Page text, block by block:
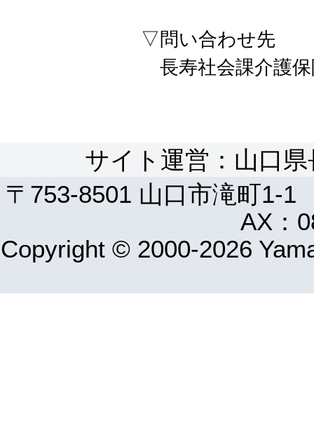
▽問い合わせ先
長寿社会課介護保
サイト運営：山口
〒753-8501 山口市滝町1-
AX：
Copyright © 2000-2026